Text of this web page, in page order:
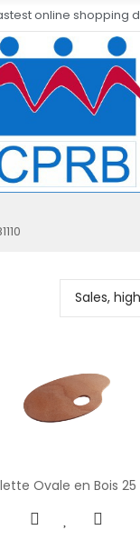
online shopping
Ovale en Bois 25